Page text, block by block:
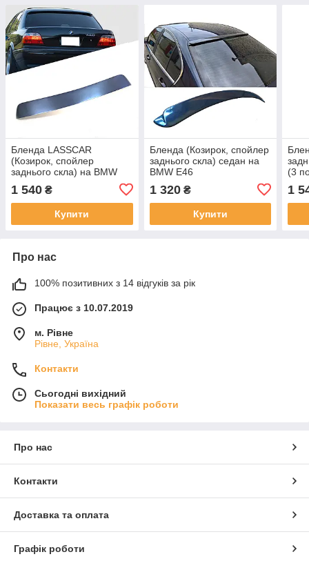
Бленда LASSCAR
(Козирок, спойлер
заднього скла) на BMW
1 540 ₴
Купити
Бленда (Козирок, спойлер
заднього скла) седан на
BMW E46
1 320₴
Купити
(3
1
Про нас
100% позитивних з 14 відгуків за рік
Працює з 10.07.2019
м. Рівне
Рівне, Україна
Контакти
Сьогодні вихідний
Показати весь графік роботи
Про нас
Контакти
Доставка та оплата
Графік роботи